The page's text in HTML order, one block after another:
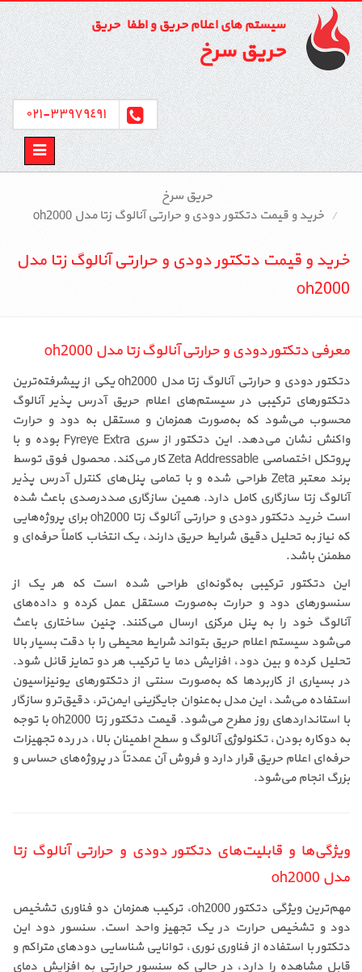
سیستم های اعلام حریق و اطفاء حریق
حریق سرخ
٣٣٩٧٩٤٩١-٠٢١
Toggle
حریق سرخ
خرید و قیمت دتکتور دودی و حرارتی آنالوگ زتا مدل oh2000
خرید و قیمت دتکتور دودی و حرارتی آنالوگ زتا مدل
oh2000
معرفی دتکتور دودی و حرارتی آنالوگ زتا مدل oh2000
دتکتور دودی و حرارتی آنالوگ زتا مدل oh2000 یکی از پیشرفته‌ترین
دتکتورهای ترکیبی در سیستم‌های اعلام حریق آدرس پذیر آنالوگ
محسوب می‌شود که به‌صورت همزمان و مستقل به دود و حرارت
واکنش نشان می‌دهد. این دتکتور از سری Fyreye Extra بوده و با
پروتکل اختصاصی Zeta Addressable کار می‌کند. محصول فوق توسط
برند معتبر Zeta طراحی شده و با تمامی پنل‌های کنترل آدرس پذیر
آنالوگ زتا سازگاری کامل دارد. همین سازگاری صددرصدی باعث شده
است خرید دتکتور دودی و حرارتی آنالوگ زتا oh2000 برای پروژه‌هایی
که نیاز به تحلیل دقیق شرایط حریق دارند، یک انتخاب کاملاً حرفه‌ای و
مطمئن باشد.
این دتکتور ترکیبی به‌گونه‌ای طراحی شده است که هر یک از
سنسورهای دود و حرارت به‌صورت مستقل عمل کرده و داده‌های
آنالوگ خود را به پنل مرکزی ارسال می‌کنند. چنین ساختاری باعث
می‌شود سیستم اعلام حریق بتواند شرایط محیطی را با دقت بسیار بالا
تحلیل کرده و بین دود، افزایش دما یا ترکیب هر دو تمایز قائل شود.
در بسیاری از کاربردها که به‌صورت سنتی از دتکتورهای یونیزاسیون
استفاده می‌شد، این مدل به‌عنوان جایگزینی ایمن‌تر، دقیق‌تر و سازگار
با استانداردهای روز مطرح می‌شود. قیمت دتکتور زتا oh2000 با توجه
به دوکاره بودن، تکنولوژی آنالوگ و سطح اطمینان بالا، در رده تجهیزات
حرفه‌ای اعلام حریق قرار دارد و فروش آن عمدتاً در پروژه‌های حساس و
بزرگ انجام می‌شود.
ویژگی‌ها و قابلیت‌های دتکتور دودی و حرارتی آنالوگ زتا
مدل oh2000
مهم‌ترین ویژگی دتکتور oh2000، ترکیب همزمان دو فناوری تشخیص
دود و تشخیص حرارت در یک تجهیز واحد است. سنسور دود این
دتکتور با استفاده از فناوری نوری، توانایی شناسایی دودهای متراکم و
قابل مشاهده را دارد، در حالی که سنسور حرارتی به افزایش دمای